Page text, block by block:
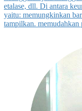
etalase, dll. Di antara
yaitu: memungkinkan
tampilkan.